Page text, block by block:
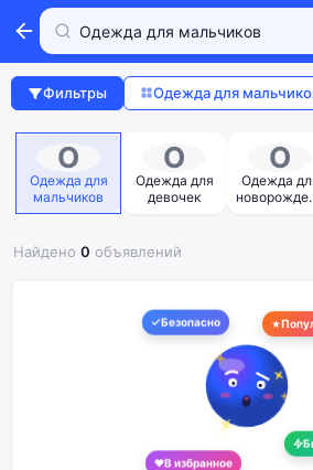
Фильтры Одежда для
О
Одежда для
мальчиков
О
Одежда для
девочек
О
Одежда
Найдено 0 объявлений
Безопасно
В избранное